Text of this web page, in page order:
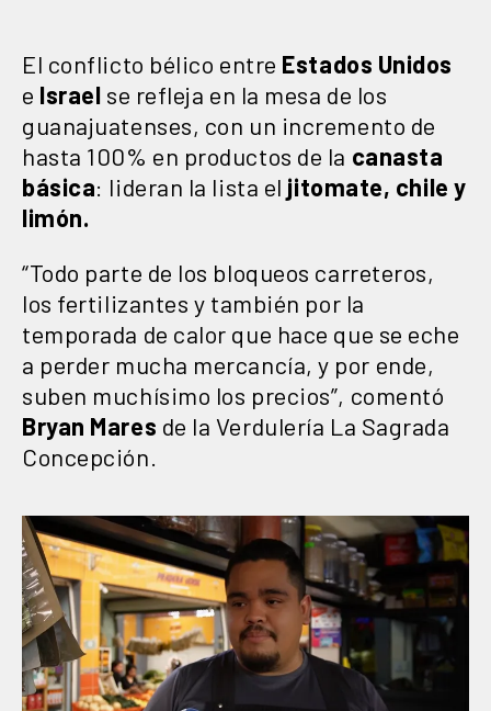
El conflicto bélico entre Estados Unidos
e Israel se refleja en la mesa de los
guanajuatenses, con un incremento de
hasta 100% en productos de la canasta
básica: lideran la lista el jitomate, chile y
limón.
“Todo parte de los bloqueos carreteros,
los fertilizantes y también por la
temporada de calor que hace que se eche
a perder mucha mercancía, y por ende,
suben muchísimo los precios”, comentó
Bryan Mares de la Verdulería La Sagrada
Concepción.